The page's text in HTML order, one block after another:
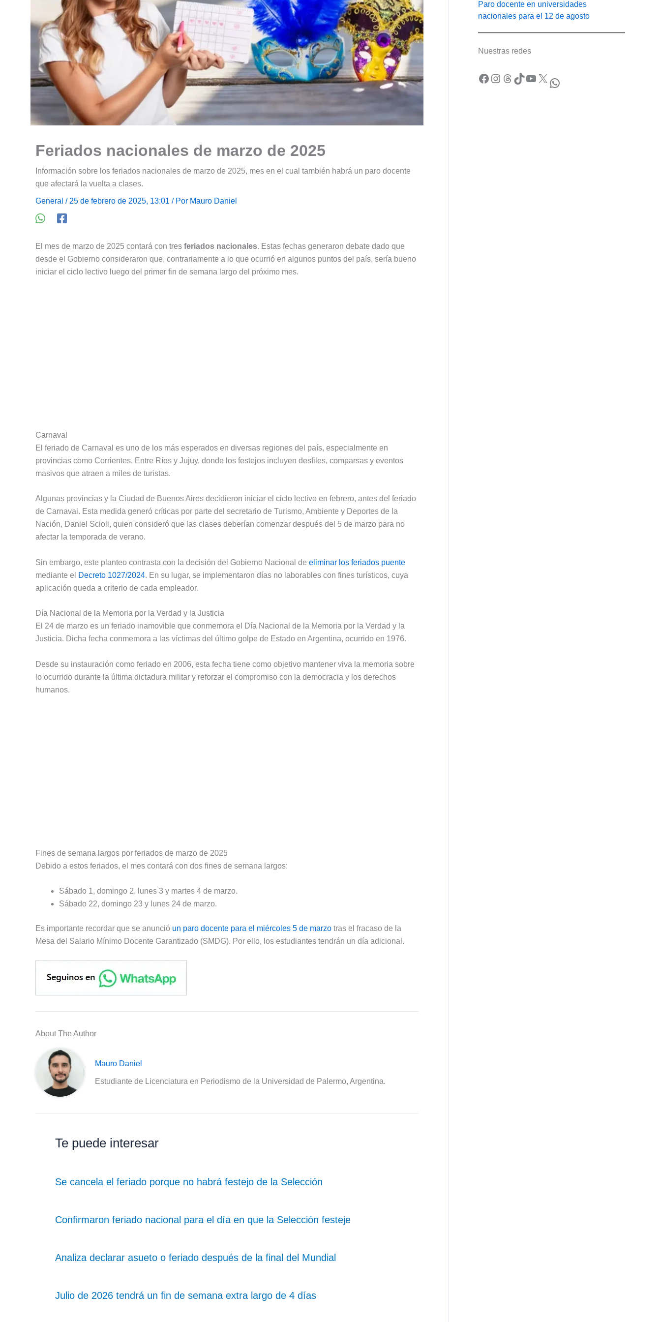
Feriados nacionales de marzo de 2025
Información sobre los feriados nacionales de marzo de 2025, mes en el cual también habrá un paro docente
que afectará la vuelta a clases.
General / 25 de febrero de 2025, 13:01 / Por Mauro Daniel
El mes de marzo de 2025 contará con tres feriados nacionales. Estas fechas generaron debate dado que
desde el Gobierno consideraron que, contrariamente a lo que ocurrió en algunos puntos del país, sería bueno
iniciar el ciclo lectivo luego del primer fin de semana largo del próximo mes.
Carnaval
El feriado de Carnaval es uno de los más esperados en diversas regiones del país, especialmente en
provincias como Corrientes, Entre Ríos y Jujuy, donde los festejos incluyen desfiles, comparsas y eventos
masivos que atraen a miles de turistas.
Algunas provincias y la Ciudad de Buenos Aires decidieron iniciar el ciclo lectivo en febrero, antes del feriado
de Carnaval. Esta medida generó críticas por parte del secretario de Turismo, Ambiente y Deportes de la
Nación, Daniel Scioli, quien consideró que las clases deberían comenzar después del 5 de marzo para no
afectar la temporada de verano.
Sin embargo, este planteo contrasta con la decisión del Gobierno Nacional de eliminar los feriados puente
mediante el
Decreto 1027/2024. En su lugar, se implementaron días no laborables con fines turísticos, cuya
aplicación queda a criterio de cada empleador.
Día Nacional de la Memoria por la Verdad y la Justicia
El 24 de marzo es un feriado inamovible que conmemora el Día Nacional de la Memoria por la Verdad y la
Justicia. Dicha fecha conmemora a las víctimas del último golpe de Estado en Argentina, ocurrido en 1976.
Desde su instauración como feriado en 2006, esta fecha tiene como objetivo mantener viva la memoria sobre
lo ocurrido durante la última dictadura militar y reforzar el compromiso con la democracia y los derechos
humanos.
Fines de semana largos por feriados de marzo de 2025
Debido a estos feriados, el mes contará con dos fines de semana largos:
Sábado 1, domingo 2, lunes 3 y martes 4 de marzo.
Sábado 22, domingo 23 y lunes 24 de marzo.
Es importante recordar que se anunció un paro docente para el miércoles 5 de marzo tras el fracaso de la
Mesa del Salario Mínimo Docente Garantizado (SMDG). Por ello, los estudiantes tendrán un día adicional.
About The Author
Mauro Daniel
Estudiante de Licenciatura en Periodismo de la Universidad de Palermo, Argentina.
Te puede interesar
Se cancela el feriado porque no habrá festejo de la Selección
Confirmaron feriado nacional para el día en que la Selección festeje
Analiza declarar asueto o feriado después de la final del Mundial
Julio de 2026 tendrá un fin de semana extra largo de 4 días
Paro docente en universidades
nacionales para el 12 de agosto
Nuestras redes
Facebook Instagram Threads TikTok YouTube X WhatsApp